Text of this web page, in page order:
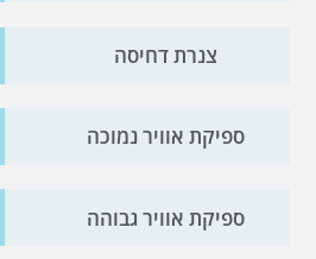
צנרת דחיסה
ספיקת אוויר נמוכה
ספיקת אוויר גבוהה